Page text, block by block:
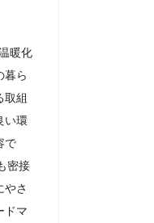
暖化
暮ら
取組
い環
で
密接
やさ
ドマ